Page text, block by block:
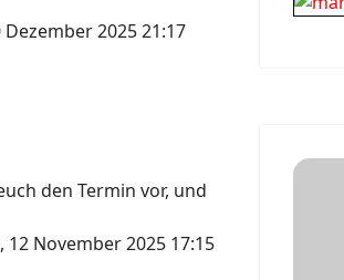
2025 21:17
den Termin vor, und
November 2025 17:15